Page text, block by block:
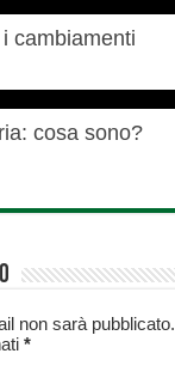
cambiamenti
cosa sono?
non sarà pubblicato.
*